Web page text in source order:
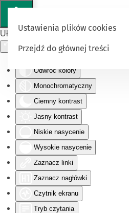
Ułatwienia dostępu
Odwróć kolory
Monochromatyczny
Ciemny kontrast
Jasny kontrast
Niskie nasycenie
Wysokie nasycenie
Zaznacz linki
Zaznacz nagłówki
Czytnik ekranu
Tryb czytania
Ustawienia plików cookies
Przejdź do głównej treści